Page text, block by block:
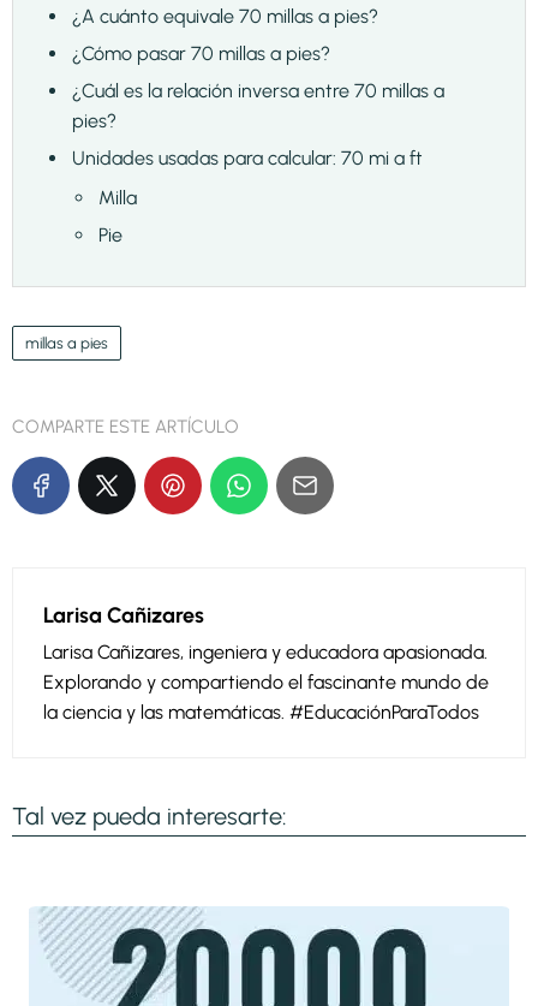
¿A cuánto equivale 70 millas a pies?
¿Cómo pasar 70 millas a pies?
¿Cuál es la relación inversa entre 70 millas a
pies?
Unidades usadas para calcular: 70 mi a ft
Milla
Pie
millas a pies
COMPARTE ESTE ARTÍCULO
Larisa Cañizares
Larisa Cañizares, ingeniera y educadora apasionada.
Explorando y compartiendo el fascinante mundo de
la ciencia y las matemáticas. #EducaciónParaTodos
Tal vez pueda interesarte: